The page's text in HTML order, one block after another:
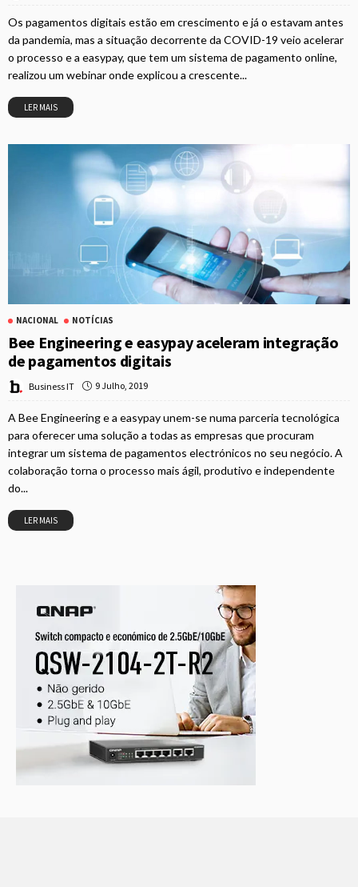
Os pagamentos digitais estão em crescimento e já o estavam antes
da pandemia, mas a situação decorrente da COVID-19 veio acelerar
o processo e a easypay, que tem um sistema de pagamento online,
realizou um webinar onde explicou a crescente...
LER MAIS
NACIONAL NOTÍCIAS
Bee Engineering e easypay aceleram integração
de pagamentos digitais
Business IT 9 Julho, 2019
A Bee Engineering e a easypay unem-se numa parceria tecnológica
para oferecer uma solução a todas as empresas que procuram
integrar um sistema de pagamentos electrónicos no seu negócio. A
colaboração torna o processo mais ágil, produtivo e independente
do...
LER MAIS